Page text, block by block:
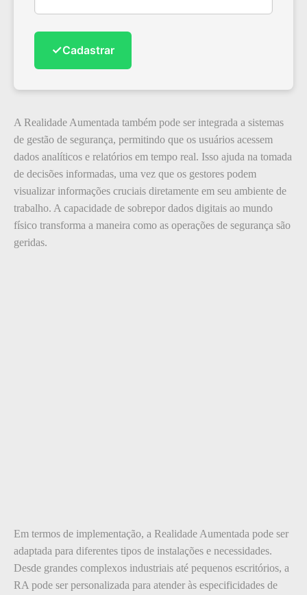
✓Cadastrar
A Realidade Aumentada também pode ser integrada a sistemas
de gestão de segurança, permitindo que os usuários acessem
dados analíticos e relatórios em tempo real. Isso ajuda na tomada
de decisões informadas, uma vez que os gestores podem
visualizar informações cruciais diretamente em seu ambiente de
trabalho. A capacidade de sobrepor dados digitais ao mundo
físico transforma a maneira como as operações de segurança são
geridas.
Em termos de implementação, a Realidade Aumentada pode ser
adaptada para diferentes tipos de instalações e necessidades.
Desde grandes complexos industriais até pequenos escritórios, a
RA pode ser personalizada para atender às especificidades de